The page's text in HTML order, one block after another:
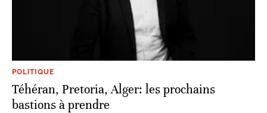
POLITIQUE
Téhéran, Pretoria, Alger: les prochains
bastions à prendre